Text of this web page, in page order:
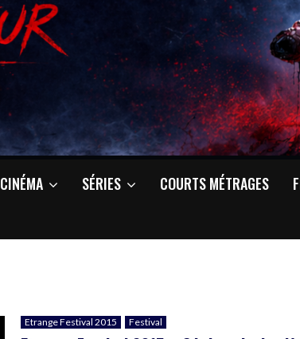
CINÉMA SÉRIES COURTS MÉTRAGES
Etrange Festival 2015 Festival